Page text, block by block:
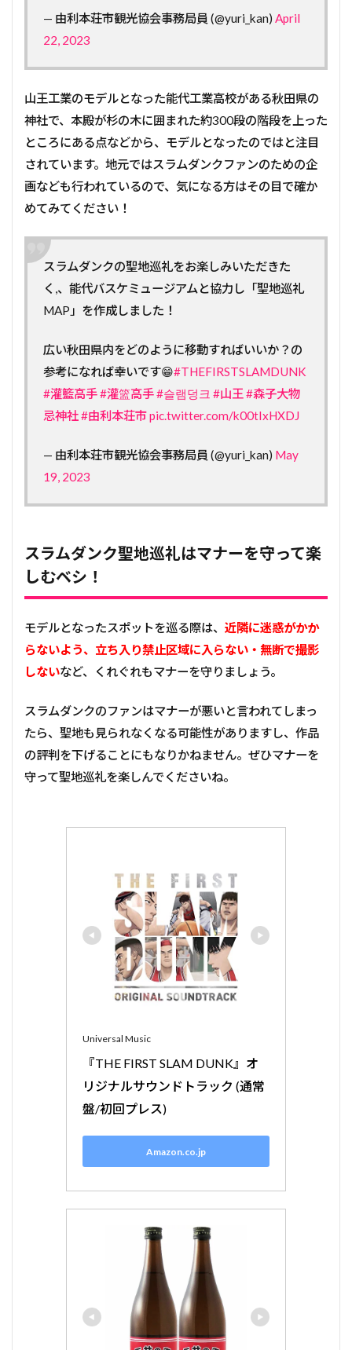
— 由利本荘市観光協会事務局員 (@yuri_kan) April
22, 2023
山王工業のモデルとなった能代工業高校がある秋田県の
神社で、本殿が杉の木に囲まれた約300段の階段を上った
ところにある点などから、モデルとなったのではと注目
されています。地元ではスラムダンクファンのための企
画なども行われているので、気になる方はその目で確か
めてみてください！
スラムダンクの聖地巡礼をお楽しみいただきた
く,、能代バスケミュージアムと協力し「聖地巡礼
MAP」を作成しました！
広い秋田県内をどのように移動すればいいか？の
参考になれば幸いです😁#THEFIRSTSLAMDUNK
#灌籃高手#灌篮高手#슬램덩크 #山王 #森子大物
忌神社#由利本荘市pic.twitter.com/k00tIxHXDJ
— 由利本荘市観光協会事務局員 (@yuri_kan) May
19, 2023
スラムダンク聖地巡礼はマナーを守って楽
しむベシ！
モデルとなったスポットを巡る際は、 近隣に迷惑がかか
らないよう、立ち入り禁止区域に入らない・無断で撮影
しないなど、くれぐれもマナーを守りましょう。
スラムダンクのファンはマナーが悪いと言われてしまっ
たら、聖地も見られなくなる可能性がありますし、作品
の評判を下げることにもなりかねません。ぜひマナーを
守って聖地巡礼を楽しんでくださいね。
Universal Music
『THE FIRST SLAM DUNK』オ
リジナルサウンドトラック (通常
盤/初回プレス)
Amazon.co.jp